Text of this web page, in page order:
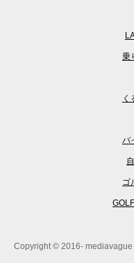
乗
く
バ
ゴ
Copyright © 2016-